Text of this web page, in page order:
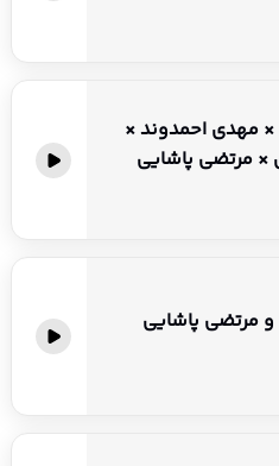
مهدی احمدوند ×
مرتضی پاشایی
مرتضی پاشایی